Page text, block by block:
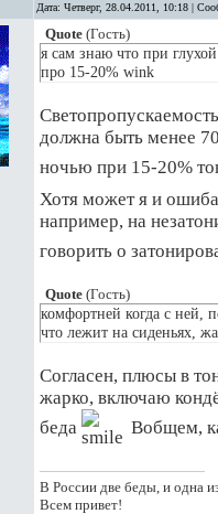
Дата: Четверг, 28.04.2011, 10:18 |
Quote (Гость)
я сам знаю что при
про 15-20% wink
должна быть менее
ночью при 15-20%
Хотя может я и
например, на
говорить о
Quote (Гость)
комфортней когда с ней,
что лежит на сиденьях,
Согласен, плюсы в
жарко, включаю
беда
Вобщем,
В России две беды, и одна
Всем привет!